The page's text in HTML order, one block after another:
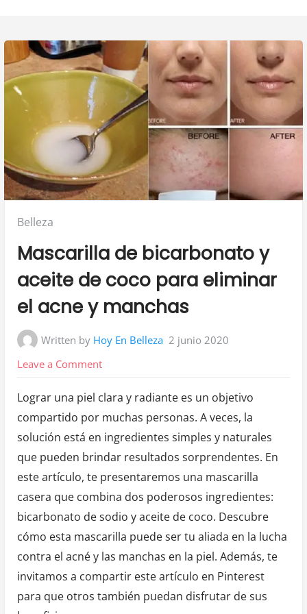
Posted
Belleza
Mascarilla de bicarbonato y
aceite de coco para eliminar
el acne y manchas
Written by Hoy En Belleza 2 junio 2020
Leave a Commenton
de
bicarbonato
y
aceite
de
coco
para
eliminar
el
acne
y
Lograr una piel clara y radiante es un objetivo
compartido por muchas personas. A veces, la
solución está en ingredientes simples y naturales
que pueden brindar resultados sorprendentes. En
este artículo, te presentaremos una mascarilla
casera que combina dos poderosos ingredientes:
bicarbonato de sodio y aceite de coco. Descubre
cómo esta mascarilla puede ser tu aliada en la lucha
contra el acné y las manchas en la piel. Además, te
invitamos a compartir este artículo en Pinterest
para que otros también puedan disfrutar de sus